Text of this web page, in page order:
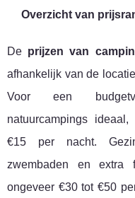
Overzicht van
De prijzen van
afhankelijk van de
Voor een
natuurcampings
€15 per nacht.
zwembaden en extra
ongeveer €30 tot €50